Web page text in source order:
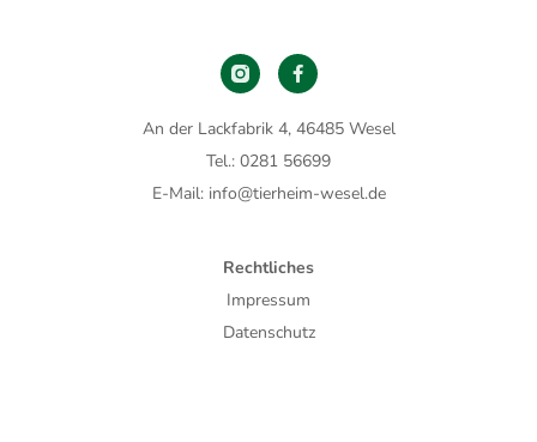
An der Lackfabrik 4, 46485 Wesel
Tel.: 0281 56699
E-Mail: info@tierheim-wesel.de
Rechtliches
Impressum
Datenschutz